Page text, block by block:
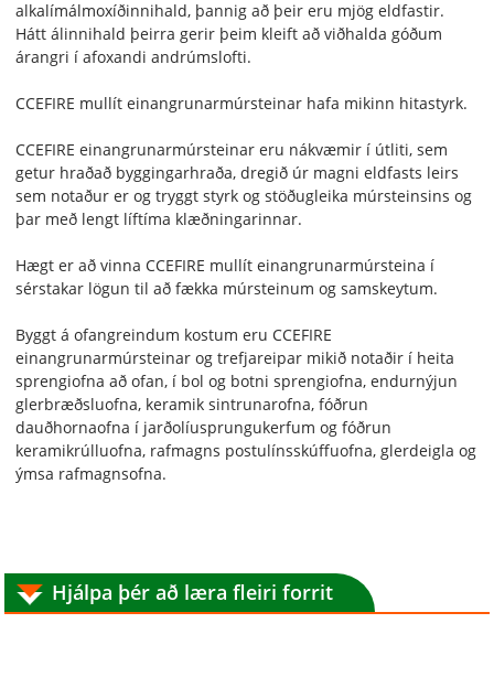
alkalímálmoxíðinnihald, þannig að þeir eru mjög eldfastir.
Hátt álinnihald þeirra gerir þeim kleift að viðhalda góðum
árangri í afoxandi andrúmslofti.
CCEFIRE mullít einangrunarmúrsteinar hafa mikinn hitastyrk.
CCEFIRE einangrunarmúrsteinar eru nákvæmir í útliti, sem
getur hraðað byggingarhraða, dregið úr magni eldfasts leirs
sem notaður er og tryggt styrk og stöðugleika múrsteinsins og
þar með lengt líftíma klæðningarinnar.
Hægt er að vinna CCEFIRE mullít einangrunarmúrsteina í
sérstakar lögun til að fækka múrsteinum og samskeytum.
Byggt á ofangreindum kostum eru CCEFIRE
einangrunarmúrsteinar og trefjareipar mikið notaðir í heita
sprengiofna að ofan, í bol og botni sprengiofna, endurnýjun
glerbræðsluofna, keramik sintrunarofna, fóðrun
dauðhornaofna í jarðolíusprungukerfum og fóðrun
keramikrúlluofna, rafmagns postulínsskúffuofna, glerdeigla og
ýmsa rafmagnsofna.
Hjálpa þér að læra fleiri forrit